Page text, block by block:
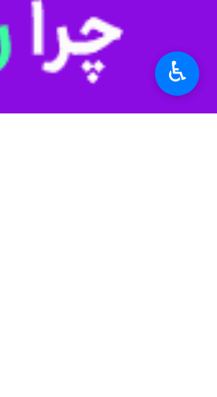
♿︎